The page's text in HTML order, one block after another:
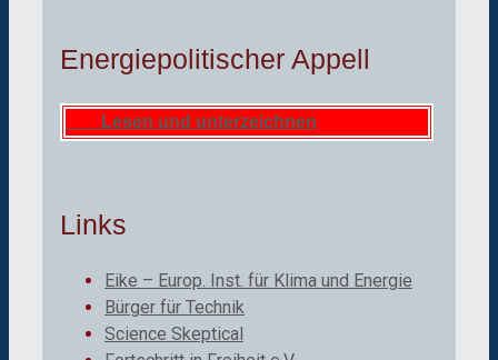
Energiepolitischer Appell
Lesen und unterzeichnen
Links
Eike – Europ. Inst. für Klima und Energie
Bürger für Technik
Science Skeptical